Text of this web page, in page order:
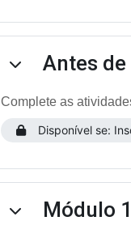
ContrairAntes
Complete as
Disponível se:
ContrairMódulo